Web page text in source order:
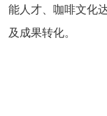
能人才、咖啡文化
及成果转化。